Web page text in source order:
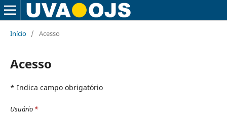
Início / Acesso
Acesso
* Indica campo obrigatório
Usuário *